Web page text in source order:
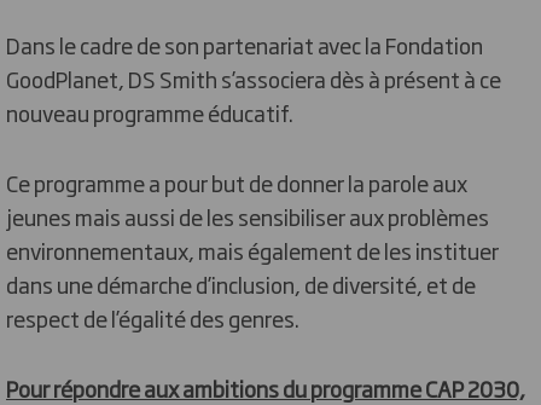
Dans le cadre de son partenariat avec la Fondation
GoodPlanet, DS Smith s’associera dès à présent à ce
nouveau programme éducatif.
Ce programme a pour but de donner la parole aux
jeunes mais aussi de les sensibiliser aux problèmes
environnementaux, mais également de les instituer
dans une démarche d’inclusion, de diversité, et de
respect de l’égalité des genres.
Pour répondre aux ambitions du programme CAP 2030,